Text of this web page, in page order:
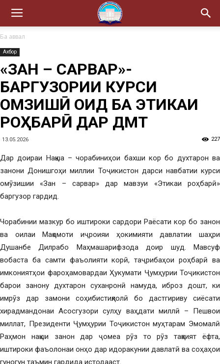
Ба аввал
Ахбор
«ЗАН – САРВАР»-
БАРГУЗОРИИ КУРСИ
ОМӮЗИШӢ ОИД БА ЭТИКАИ
РОҲБАРӢ ДАР ДМТ
13.05.2026 227
Дар доираи Нақша – чорабиниҳои бахши кор бо духтарон ва
занони Донишгоҳи миллии Тоҷикистон дарси навбатии курси
омӯзишии «Зан – сарвар» дар мавзуи «Этикаи роҳбарӣ»
баргузор гардид.
Чорабинии мазкур бо иштироки сардори Раёсати кор бо занон
ва оилаи Мақомоти иҷроияи ҳокимияти давлатии шаҳри
Душанбе Дилрабо Маҳмашарифзода доир шуд. Мавсуф
вобаста ба самти фаъолияти корӣ, таҷрибаҳои роҳбарӣ ва
имкониятҳои фароҳамовардаи Ҳукумати Ҷумҳурии Тоҷикистон
барои занону духтарон суханронӣ намуда, иброз дошт, ки
имрӯз дар замони соҳибистиқлолӣ бо дастгириву сиёсати
хирадмандонаи Асосгузори сулҳу ваҳдати миллӣ – Пешвои
миллат, Президенти Ҷумҳурии Тоҷикистон муҳтарам Эмомалӣ
Раҳмон нақши занон дар ҷомеа рӯз то рӯз тақвият ёфта,
иштироки фаъолонаи онҳо дар идоракунии давлатӣ ва соҳаҳои
гуногун таъмин гардида истодааст.